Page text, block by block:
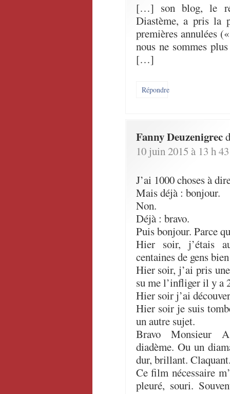
[…] son blog, le
Diastème, a pris la
premières annulées
nous ne sommes
[…]
Répondre
Fanny Deuzenigrec
10 juin 2015 à 13 h
J’ai 1000 choses à
Mais déjà : bonjour.
Non.
Déjà : bravo.
Puis bonjour. Parce
Hier soir, j’étais
centaines de gens
Hier soir, j’ai pris
su me l’infliger il y a
Hier soir j’ai
Hier soir je suis
un autre sujet.
Bravo Monsieur
diadème. Ou un
dur, brillant.
Ce film nécessaire
pleuré, souri.